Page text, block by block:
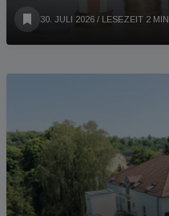
30. JULI 2026 / LESEZEIT 2 MIN